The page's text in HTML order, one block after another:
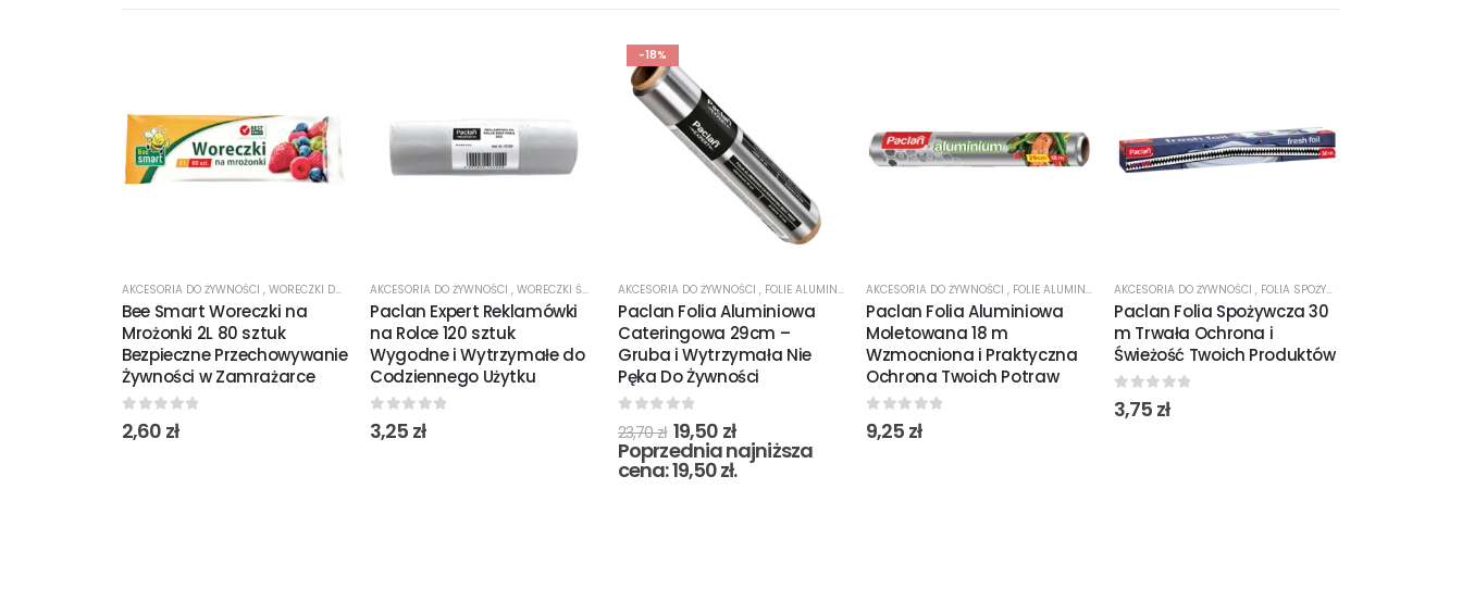
AKCESORIA DO ŻYWNOŚCI , WORECZKI DO MROŻENIA
Bee Smart Woreczki na
Mrożonki 2L 80 sztuk
Bezpieczne Przechowywanie
Żywności w Zamrażarce
0out of 5
2,60 zł
AKCESORIA DO ŻYWNOŚCI , WORECZKI ŚNIADANIOWE
Paclan Expert Reklamówki
na Rolce 120 sztuk
Wygodne i Wytrzymałe do
Codziennego Użytku
0out of 5
3,25 zł
-18%
AKCESORIA DO ŻYWNOŚCI , FOLIE ALUMINIOWE ,PROMOCJE
Paclan Folia Aluminiowa
Cateringowa 29cm –
Gruba i Wytrzymała Nie
Pęka Do Żywności
out of 5
23,70zł 19,50 zł
Poprzednia najniższa
cena:19,50zł.
AKCESORIA DO ŻYWNOŚCI , FOLIE ALUMINIOWE
Paclan Folia Aluminiowa
Moletowana 18 m
Wzmocniona i Praktyczna
Ochrona Twoich Potraw
0out of 5
9,25 zł
AKCESORIA DO ŻYWNOŚCI , FOLIA SPOŻYWCZA
Paclan Folia Spożywcza 30
m Trwała Ochrona i
Świeżość Twoich Produktów
0out of 5
3,75 zł